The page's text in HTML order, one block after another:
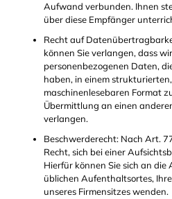
Aufwand verbunden. Ihnen
über diese Empfänger
Recht auf
können Sie verlangen, dass
personenbezogenen Daten,
haben, in einem
maschinenlesebaren Format
Übermittlung an einen
verlangen.
Beschwerderecht: Nach Art.
Recht, sich bei einer
Hierfür können Sie sich an die
üblichen Aufenthaltsortes,
unseres Firmensitzes wenden.